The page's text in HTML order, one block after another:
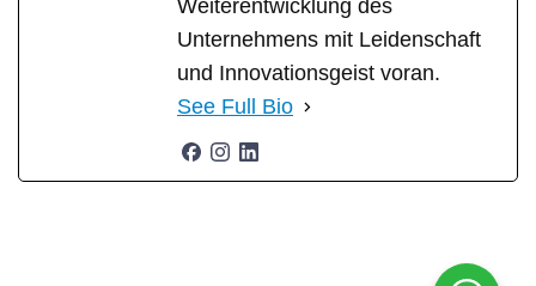
Weiterentwicklung des
Unternehmens mit Leidenschaft
und Innovationsgeist voran.
See Full Bio